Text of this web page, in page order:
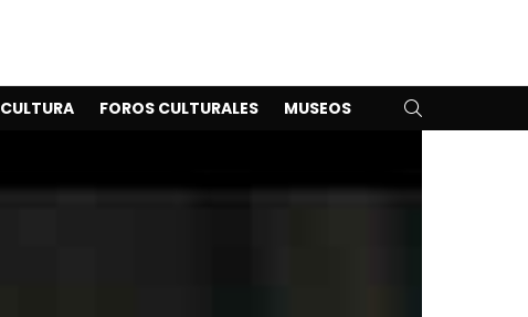
CULTURA FOROS CULTURALES MUSEOS